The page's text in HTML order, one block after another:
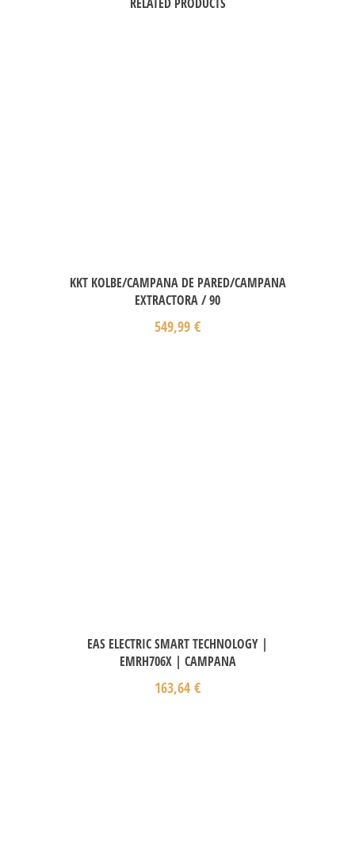
KKT KOLBE/CAMPANA DE PARED/CAMPANA
EXTRACTORA / 90
549,99 €
EAS ELECTRIC SMART TECHNOLOGY |
EMRH706X | CAMPANA
163,64 €